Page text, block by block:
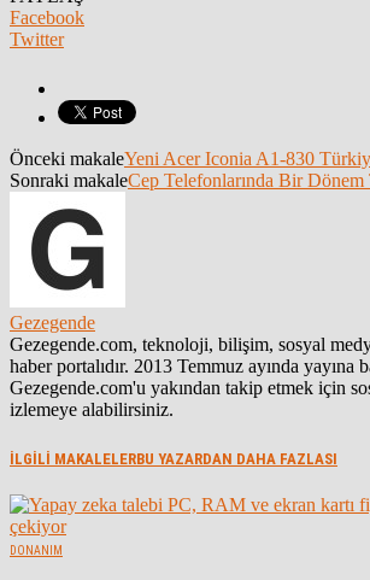
Facebook
Twitter
Önceki makaleYeni Acer Iconia A1-830
Sonraki makaleCep Telefonlarında Bir
Gezegende
Gezegende.com, teknoloji, bilişim, sosyal
haber portalıdır. 2013 Temmuz ayında yayına
Gezegende.com'u yakından takip etmek için
izlemeye alabilirsiniz.
İLGİLİ MAKALELERBU YAZARDAN DAHA FAZLASI
DONANIM